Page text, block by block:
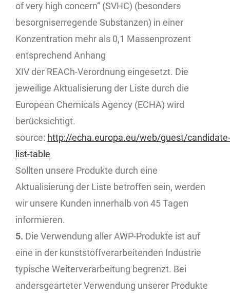
of very high concern“ (SVHC) (besonders
besorgniserregende Substanzen) in einer
Konzentration mehr als 0,1 Massenprozent
entsprechend Anhang
XIV der REACh-Verordnung eingesetzt. Die
jeweilige Aktualisierung der Liste durch die
European Chemicals Agency (ECHA) wird
berücksichtigt.
source: http://echa.europa.eu/web/guest/candidate-
list-table
Sollten unsere Produkte durch eine
Aktualisierung der Liste betroffen sein, werden
wir unsere Kunden innerhalb von 45 Tagen
informieren.
5. Die Verwendung aller AWP-Produkte ist auf
eine in der kunststoffverarbeitenden Industrie
typische Weiterverarbeitung begrenzt. Bei
andersgearteter Verwendung unserer Produkte